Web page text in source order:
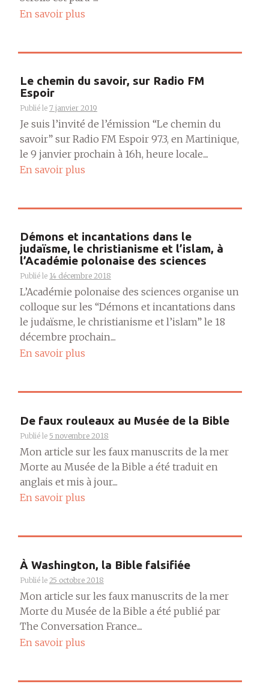
En savoir plus
Le chemin du savoir, sur Radio FM
Espoir
Publié le 7 janvier 2019
Je suis l’invité de l’émission “Le chemin du
savoir” sur Radio FM Espoir 97.3, en Martinique,
le 9 janvier prochain à 16h, heure locale....
En savoir plus
Démons et incantations dans le
judaïsme, le christianisme et l’islam, à
l’Académie polonaise des sciences
Publié le 14 décembre 2018
L’Académie polonaise des sciences organise un
colloque sur les “Démons et incantations dans
le judaïsme, le christianisme et l’islam” le 18
décembre prochain....
En savoir plus
De faux rouleaux au Musée de la Bible
Publié le 5 novembre 2018
Mon article sur les faux manuscrits de la mer
Morte au Musée de la Bible a été traduit en
anglais et mis à jour....
En savoir plus
À Washington, la Bible falsifiée
Publié le 25 octobre 2018
Mon article sur les faux manuscrits de la mer
Morte du Musée de la Bible a été publié par
The Conversation France....
En savoir plus